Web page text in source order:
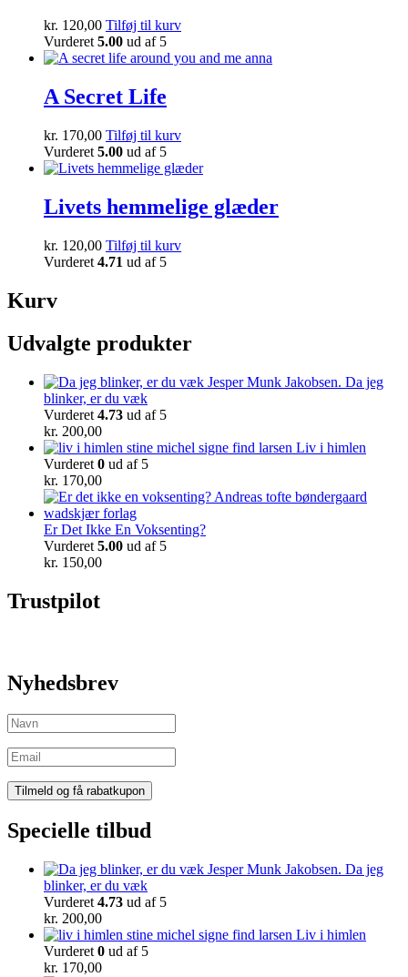
kr. 120,00 Tilføj til kurv
Vurderet 5.00 ud af 5
A Secret Life
kr. 170,00 Tilføj til kurv
Vurderet 5.00 ud af 5
Livets hemmelige glæder
kr. 120,00 Tilføj til kurv
Vurderet 4.71 ud af 5
Kurv
Udvalgte produkter
Da jeg
blinker, er du væk
Vurderet 4.73 ud af 5
kr. 200,00
Liv i himlen
Vurderet 0 ud af 5
kr. 170,00
Er Det Ikke En Voksenting?
Vurderet 5.00 ud af 5
kr. 150,00
Trustpilot
Nyhedsbrev
Specielle tilbud
Da jeg
blinker, er du væk
Vurderet 4.73 ud af 5
kr. 200,00
Liv i himlen
Vurderet 0 ud af 5
kr. 170,00